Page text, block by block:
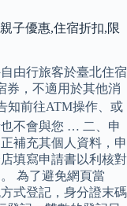
子優惠,住宿折扣,限
由行旅客於臺北住宿
券，不適用於其他消
知前往ATM操作、或
不會與您 … 二、申
補充其個人資料，申
填寫申請書以利核對
為了避免網頁當
式登記，身分證末碼